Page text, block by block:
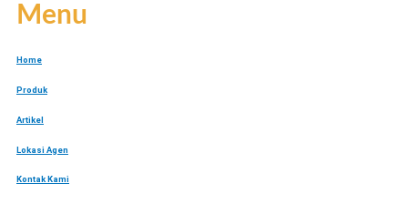
Menu
Home
Produk
Artikel
Lokasi Agen
Kontak Kami